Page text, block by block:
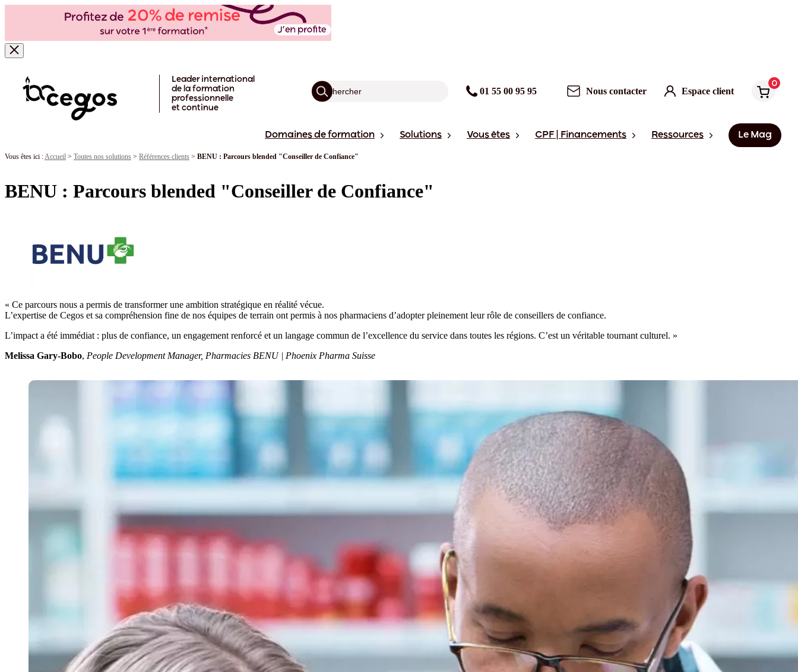
Leader international
de la formation
professionnelle
et continue
01 55 00 95 95 Nous contacter Espace client
0
Domaines de formation Solutions Vous êtes CPF | Financements Ressources Le Mag
Vous êtes ici :Accueil > Toutes nos solutions > Références clients > BENU : Parcours blended "Conseiller de Confiance"
BENU : Parcours blended "Conseiller de Confiance"
« Ce parcours nous a permis de transformer une ambition stratégique en réalité vécue.
L’expertise de Cegos et sa compréhension fine de nos équipes de terrain ont permis à nos pharmaciens d’adopter pleinement leur rôle de conseillers de confiance.
L’impact a été immédiat : plus de confiance, un engagement renforcé et un langage commun de l’excellence du service dans toutes les régions. C’est un véritable tournant culturel. »
Melissa Gary-Bobo, People Development Manager, Pharmacies BENU | Phoenix Pharma Suisse